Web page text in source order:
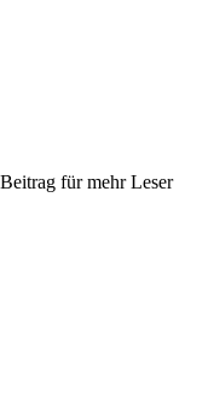
für mehr Leser